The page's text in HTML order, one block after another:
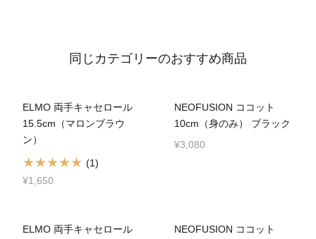
同じカテゴリーのおすすめ商品
ELMO 両手キャセロール
15.5cm（マロンブラウ
ン）
(1)
¥1,650
NEOFUSION ココット
10cm（身のみ） ブラック
¥3,080
ELMO 両手キャセロール NEOFUSION ココット